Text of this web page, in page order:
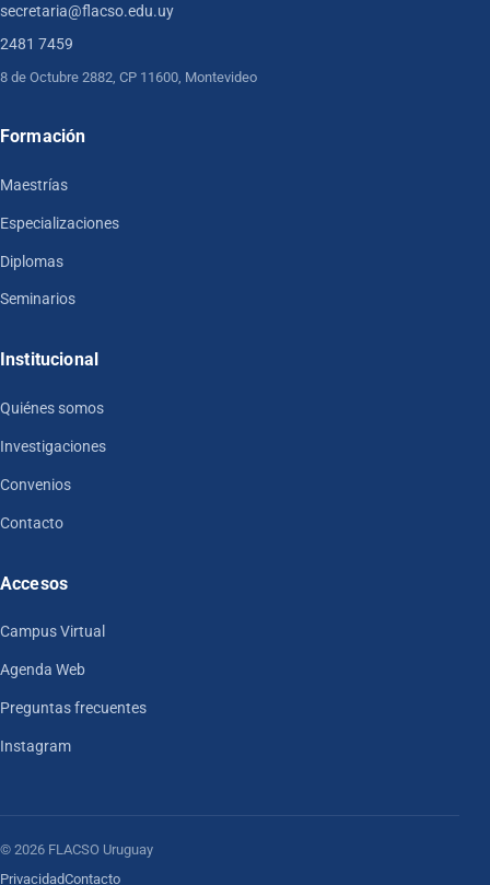
secretaria@flacso.edu.uy
2481 7459
8 de Octubre 2882, CP 11600, Montevideo
Formación
Maestrías
Especializaciones
Diplomas
Seminarios
Institucional
Quiénes somos
Investigaciones
Convenios
Contacto
Accesos
Campus Virtual
Agenda Web
Preguntas frecuentes
Instagram
© 2026 FLACSO Uruguay
PrivacidadContacto